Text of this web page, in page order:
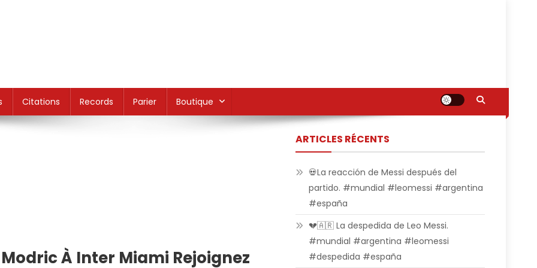
Citations Records Parier Boutique
À Inter Miami Rejoignez
ARTICLES RÉCENTS
💀La reacción de Messi después del
partido. #mundial #leomessi #argentina
#españa
💔🇦🇷 La despedida de Leo Messi.
#mundial #argentina #leomessi
#despedida #españa